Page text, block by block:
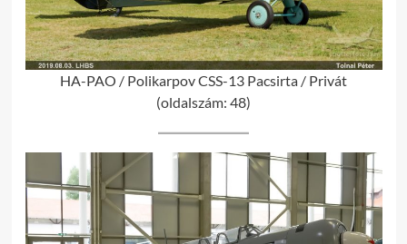
HA-PAO / Polikarpov CSS-13 Pacsirta / Privát
(oldalszám: 48)